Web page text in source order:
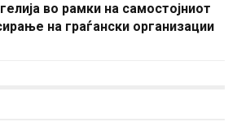
во рамки на самостојниот
на граѓански организации